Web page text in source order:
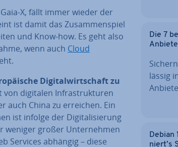
X, fällt immer wieder der
ist damit das Zu­sam­men­spiel
und Know-how. Es geht also
wenn auch Cloud
Di­gi­tal­wirt­schaft zu
von digitalen In­fra­struk­tu­ren
auch China zu erreichen. Ein
ist infolge der Di­gi­ta­li­sie­rung
weniger großer Un­ter­neh­men
Services abhängig – diese
Die 7
läs­sig
niert’s